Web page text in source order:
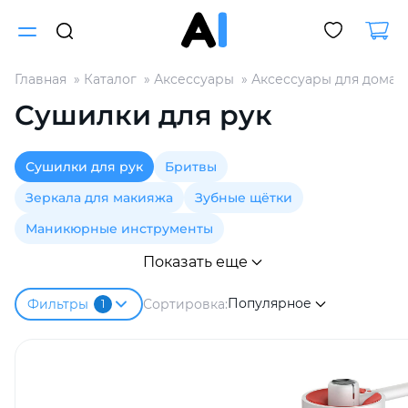
Главная Каталог Аксессуары Аксессуары для дома
Сушилки для рук
Сушилки для рук
Бритвы
Зеркала для макияжа
Зубные щётки
Маникюрные инструменты
Показать еще
Фильтры 1 Сортировка:Популярное
Разбейте
оплатуна части
без переплат